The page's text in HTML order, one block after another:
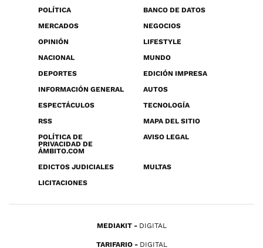
POLÍTICA
BANCO DE DATOS
MERCADOS
NEGOCIOS
OPINIÓN
LIFESTYLE
NACIONAL
MUNDO
DEPORTES
EDICIÓN IMPRESA
INFORMACIÓN GENERAL
AUTOS
ESPECTÁCULOS
TECNOLOGÍA
RSS
MAPA DEL SITIO
POLÍTICA DE
PRIVACIDAD DE
ÁMBITO.COM
AVISO LEGAL
EDICTOS JUDICIALES
MULTAS
LICITACIONES
MEDIAKIT DIGITAL
TARIFARIO DIGITAL